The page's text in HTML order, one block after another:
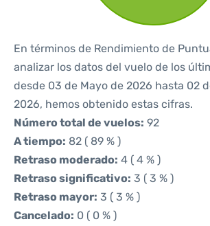
En términos de Rendimiento de
analizar los datos del vuelo de los
desde 03 de Mayo de 2026 hasta 02
2026, hemos obtenido estas cifras.
Número total de vuelos: 92
A tiempo: 82 ( 89 % )
Retraso moderado: 4 ( 4 % )
Retraso significativo: 3 ( 3 % )
Retraso mayor: 3 ( 3 % )
Cancelado: 0 ( 0 % )